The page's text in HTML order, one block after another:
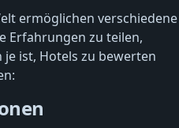
ermöglichen verschiedene
Erfahrungen zu teilen,
ist, Hotels zu bewerten